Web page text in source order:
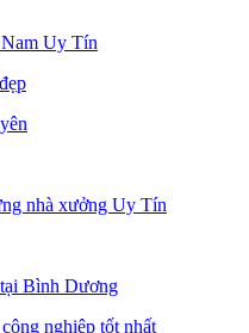
Uy Tín
nhà xưởng Uy Tín
Bình Dương